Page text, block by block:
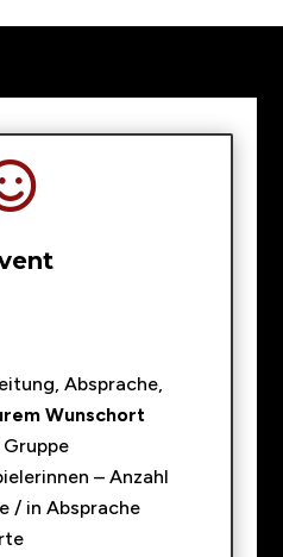
Absprache,
Wunschort
– Anzahl
/ in Absprache